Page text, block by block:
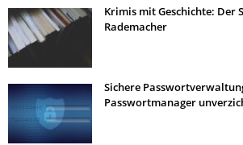
Krimis mit Geschichte: Der
Rademacher
Sichere
Passwortmanager